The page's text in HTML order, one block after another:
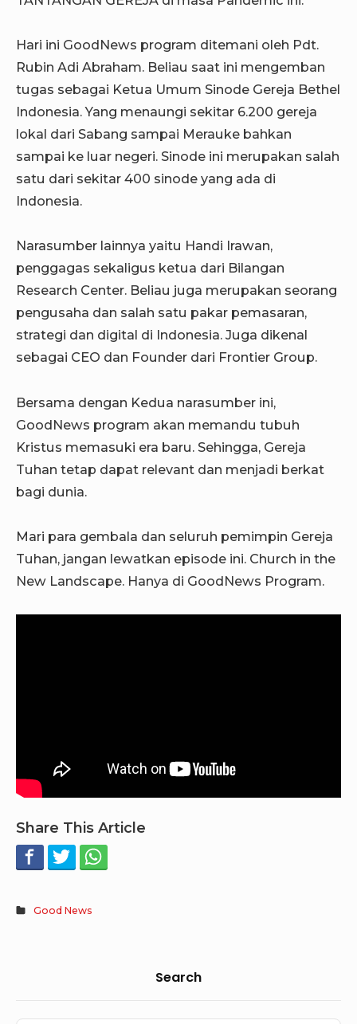
Hari ini GoodNews program ditemani oleh Pdt.
Rubin Adi Abraham. Beliau saat ini mengemban
tugas sebagai Ketua Umum Sinode Gereja Bethel
Indonesia. Yang menaungi sekitar 6.200 gereja
lokal dari Sabang sampai Merauke bahkan
sampai ke luar negeri. Sinode ini merupakan salah
satu dari sekitar 400 sinode yang ada di
Indonesia.
Narasumber lainnya yaitu Handi Irawan,
penggagas sekaligus ketua dari Bilangan
Research Center. Beliau juga merupakan seorang
pengusaha dan salah satu pakar pemasaran,
strategi dan digital di Indonesia. Juga dikenal
sebagai CEO dan Founder dari Frontier Group.
Bersama dengan Kedua narasumber ini,
GoodNews program akan memandu tubuh
Kristus memasuki era baru. Sehingga, Gereja
Tuhan tetap dapat relevant dan menjadi berkat
bagi dunia.
Mari para gembala dan seluruh pemimpin Gereja
Tuhan, jangan lewatkan episode ini. Church in the
New Landscape. Hanya di GoodNews Program.
Share This Article
Good News
Search